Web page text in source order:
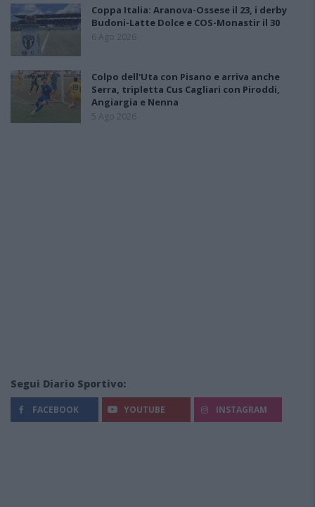
Coppa Italia: Aranova-Ossese il 23, i derby
Budoni-Latte Dolce e COS-Monastir il 30
6 Ago 2026
Colpo dell'Uta con Pisano e arriva anche
Serra, tripletta Cus Cagliari con Piroddi,
Angiargia e Nenna
5 Ago 2026
Segui Diario Sportivo:
FACEBOOK YOUTUBE INSTAGRAM